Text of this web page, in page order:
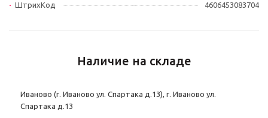
ШтрихКод
4606453083704
Наличие на складе
Иваново (г. Иваново ул. Спартака д.13), г. Иваново ул.
Спартака д.13